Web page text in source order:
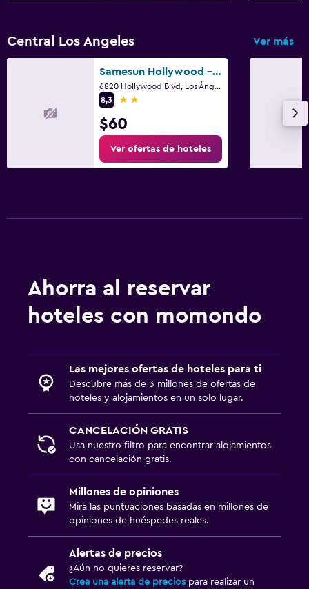
Central Los Angeles Ver más
Samesun Hollywood - Hostel
8,3
2 estrellas
$60
Ver ofertas de hoteles
Ahorra al reservar
hoteles con momondo
Las mejores ofertas de hoteles para ti
Descubre más de 3 millones de ofertas de
hoteles y alojamientos en un solo lugar.
CANCELACIÓN GRATIS
Usa nuestro filtro para encontrar alojamientos
con cancelación gratis.
Millones de opiniones
Mira las puntuaciones basadas en millones de
opiniones de huéspedes reales.
Alertas de precios
¿Aún no quieres reservar?
Crea una alerta de precios para realizar un